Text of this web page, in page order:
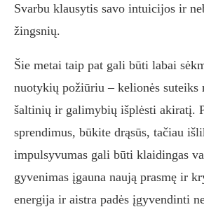
Svarbu klausytis savo intuicijos ir
žingsnių.
Šie metai taip pat gali būti labai
nuotykių požiūriu – kelionės suteiks
šaltinių ir galimybių išplėsti akiratį.
sprendimus, būkite drąsūs, tačiau
impulsyvumas gali būti klaidingas
gyvenimas įgauna naują prasmę ir
energija ir aistra padės įgyvendinti